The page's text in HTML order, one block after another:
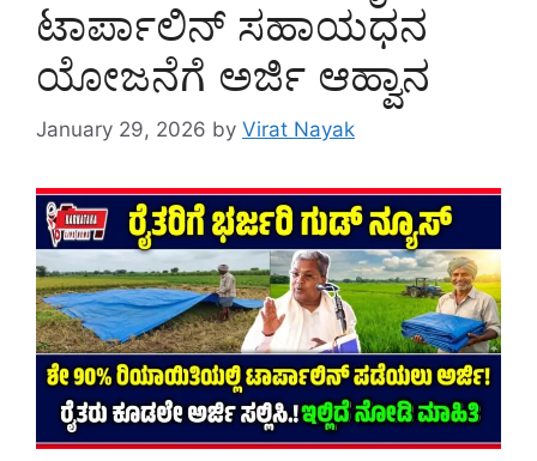
ಟಾರ್ಪಾಲಿನ್ ಸಹಾಯಧನ
ಯೋಜನೆಗೆ ಅರ್ಜಿ ಆಹ್ವಾನ
January 29, 2026 by Virat Nayak